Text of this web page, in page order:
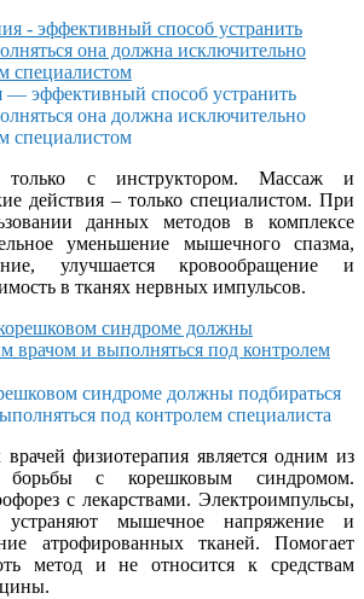
— эффективный способ устранить
она должна исключительно
специалистом
с инструктором. Массаж и
действия – только специалистом. При
данных методов в комплексе
уменьшение мышечного спазма,
улучшается кровообращение и
в тканях нервных импульсов.
синдроме должны подбираться
под контролем специалиста
физиотерапия является одним из
с корешковым синдромом.
с лекарствами. Электроимпульсы,
устраняют мышечное напряжение и
атрофированных тканей. Помогает
метод и не относится к средствам